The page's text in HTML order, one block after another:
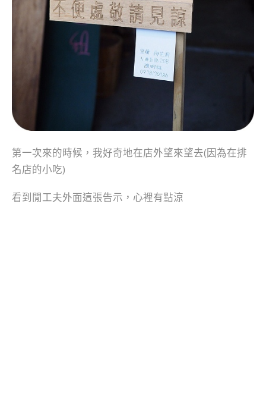
第一次來的時候，我好奇地在店外望來望去(因為在排
名店的小吃)
看到閒工夫外面這張告示，心裡有點涼